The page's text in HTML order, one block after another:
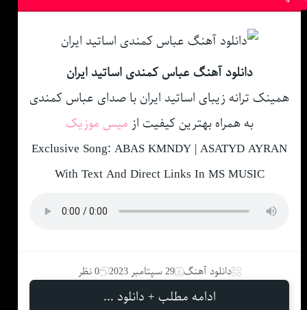
دانلود آهنگ عباس کمندی اساتید ایران
همینک ترانه زیبای اساتید ایران با صدای عباس کمندی
به همراه بهترین کیفیت از میس موزیک
Exclusive Song: ABAS KMNDY | ASATYD AYRAN
With Text And Direct Links In MS MUSIC
دانلود آهنگ 29 سپتامبر 2023 0 نظر
ادامه مطلب + دانلود ...